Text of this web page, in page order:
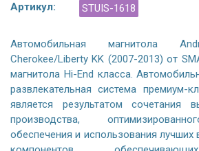
Артикул: STUIS-1618
Автомобильная магнитола
Cherokee/Liberty KK (2007-2013) от
магнитола Hi-End класса.
развлекательная система премиум-
является результатом сочетания
производства,
обеспечения и использования